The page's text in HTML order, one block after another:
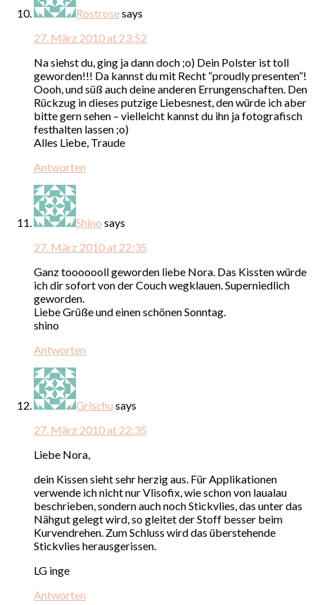
Rostrosesays
27. März 2010 at 23:52
Na siehst du, ging ja dann doch ;o) Dein Polster ist toll
geworden!!! Da kannst du mit Recht “proudly presenten”!
Oooh, und süß auch deine anderen Errungenschaften. Den
Rückzug in dieses putzige Liebesnest, den würde ich aber
bitte gern sehen – vielleicht kannst du ihn ja fotografisch
festhalten lassen ;o)
Alles Liebe, Traude
Antworten
Shino says
27. März 2010 at 22:35
Ganz tooooooll geworden liebe Nora. Das Kissten würde
ich dir sofort von der Couch wegklauen. Superniedlich
geworden.
Liebe Grüße und einen schönen Sonntag.
shino
Antworten
Grischu says
27. März 2010 at 22:35
Liebe Nora,
dein Kissen sieht sehr herzig aus. Für Applikationen
verwende ich nicht nur Vlisofix, wie schon von laualau
beschrieben, sondern auch noch Stickvlies, das unter das
Nähgut gelegt wird, so gleitet der Stoff besser beim
Kurvendrehen. Zum Schluss wird das überstehende
Stickvlies herausgerissen.
LG inge
Antworten